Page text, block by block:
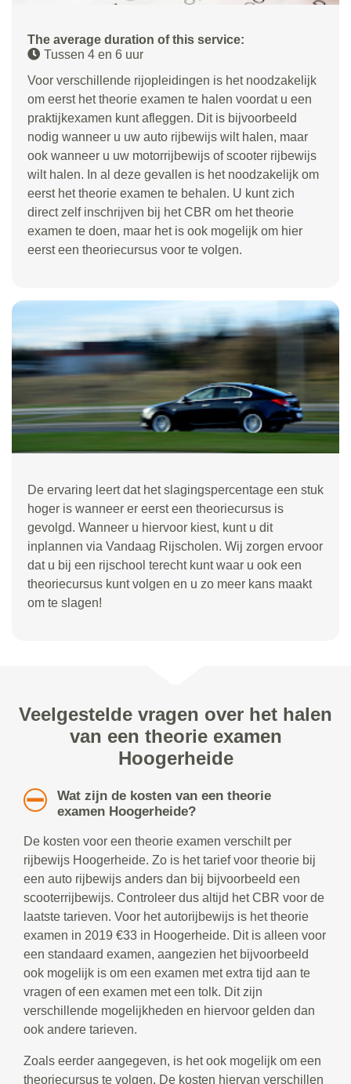
The average duration of this service:
Tussen 4 en 6 uur
Voor verschillende rijopleidingen is het noodzakelijk
om eerst het theorie examen te halen voordat u een
praktijkexamen kunt afleggen. Dit is bijvoorbeeld
nodig wanneer u uw auto rijbewijs wilt halen, maar
ook wanneer u uw motorrijbewijs of scooter rijbewijs
wilt halen. In al deze gevallen is het noodzakelijk om
eerst het theorie examen te behalen. U kunt zich
direct zelf inschrijven bij het CBR om het theorie
examen te doen, maar het is ook mogelijk om hier
eerst een theoriecursus voor te volgen.
De ervaring leert dat het slagingspercentage een stuk
hoger is wanneer er eerst een theoriecursus is
gevolgd. Wanneer u hiervoor kiest, kunt u dit
inplannen via Vandaag Rijscholen. Wij zorgen ervoor
dat u bij een rijschool terecht kunt waar u ook een
theoriecursus kunt volgen en u zo meer kans maakt
om te slagen!
Veelgestelde vragen over het halen
van een theorie examen
Hoogerheide
Wat zijn de kosten van een theorie
examen Hoogerheide?
De kosten voor een theorie examen verschilt per
rijbewijs Hoogerheide. Zo is het tarief voor theorie bij
een auto rijbewijs anders dan bij bijvoorbeeld een
scooterrijbewijs. Controleer dus altijd het CBR voor de
laatste tarieven. Voor het autorijbewijs is het theorie
examen in 2019 €33 in Hoogerheide. Dit is alleen voor
een standaard examen, aangezien het bijvoorbeeld
ook mogelijk is om een examen met extra tijd aan te
vragen of een examen met een tolk. Dit zijn
verschillende mogelijkheden en hiervoor gelden dan
ook andere tarieven.
Zoals eerder aangegeven, is het ook mogelijk om een
theoriecursus te volgen. De kosten hiervan verschillen